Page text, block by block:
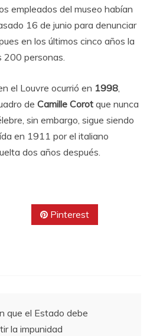
empleados del museo habían
16 de junio para denunciar
en los últimos cinco años la
200 personas.
el Louvre ocurrió en 1998,
de Camille Corot que nunca
sin embargo, sigue siendo
en 1911 por el italiano
dos años después.
Pinterest
que el Estado debe
la impunidad